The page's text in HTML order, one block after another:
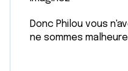
Donc Philou vous
ne sommes